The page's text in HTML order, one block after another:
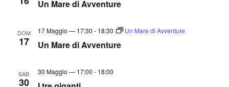
Un Mare di Avventure
DOM
17 Un Mare di Avventure
17 Maggio — 17:30 - 18:30 Un Mare di Avventure
SAB
30
30 Maggio — 17:00 - 18:00